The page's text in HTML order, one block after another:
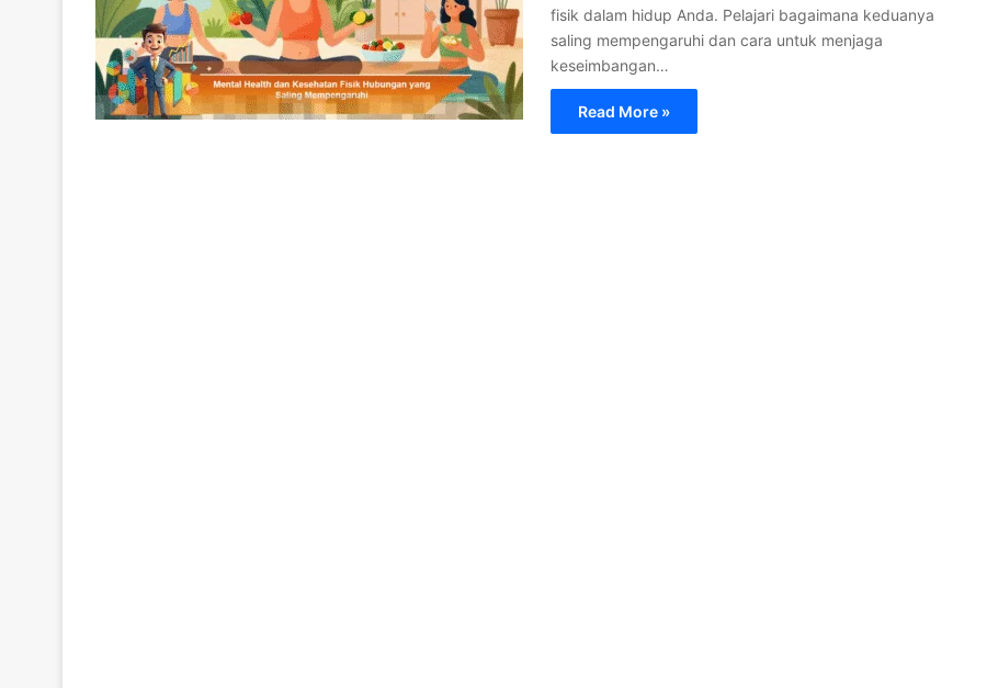
fisik dalam hidup Anda. Pelajari bagaimana keduanya
saling mempengaruhi dan cara untuk menjaga
keseimbangan…
Read More »